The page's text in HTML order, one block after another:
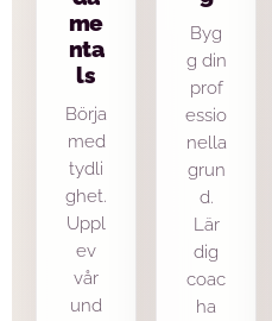
me
nta
ls
Börja
med
tydli
ghet.
Uppl
ev
vår
und
Byg
g din
prof
essio
nella
grun
d.
Lär
dig
coac
ha